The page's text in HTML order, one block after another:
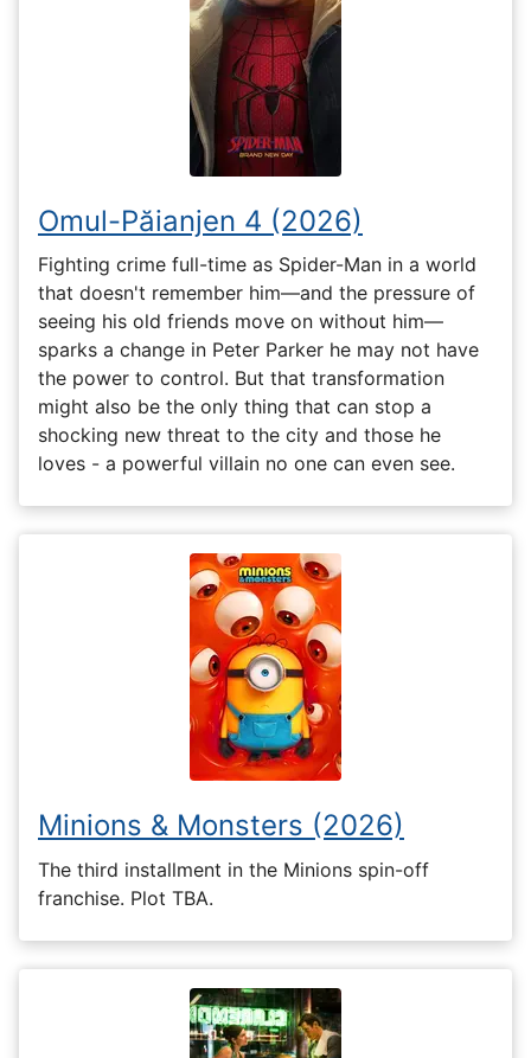
Omul-Păianjen 4 (2026)
Fighting crime full-time as Spider-Man in a world
that doesn't remember him—and the pressure of
seeing his old friends move on without him—
sparks a change in Peter Parker he may not have
the power to control. But that transformation
might also be the only thing that can stop a
shocking new threat to the city and those he
loves - a powerful villain no one can even see.
Minions & Monsters (2026)
The third installment in the Minions spin-off
franchise. Plot TBA.